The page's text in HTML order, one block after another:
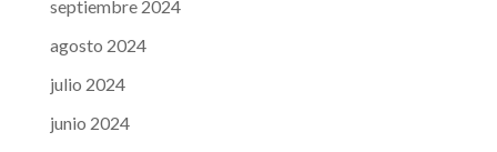
septiembre 2024
agosto 2024
julio 2024
junio 2024